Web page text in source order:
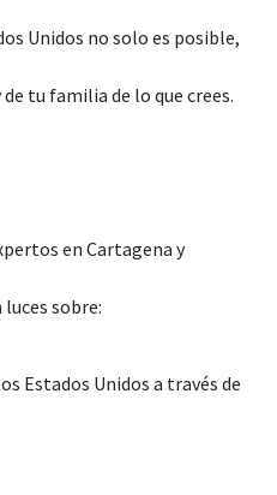
Unidos no solo es posible,
tu familia de lo que crees.
en Cartagena y
sobre:
Estados Unidos a través de